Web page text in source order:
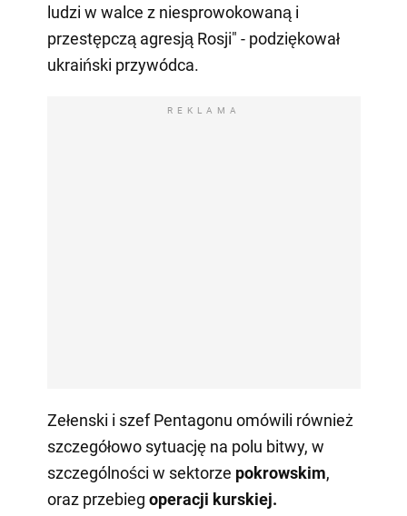
ludzi w walce z niesprowokowaną i
przestępczą agresją Rosji" - podziękował
ukraiński przywódca.
REKLAMA
Zełenski i szef Pentagonu omówili również
szczegółowo sytuację na polu bitwy, w
szczególności w sektorze pokrowskim,
oraz przebieg operacji kurskiej.